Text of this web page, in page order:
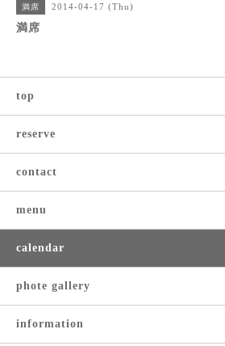
満席 2014-04-17 (Thu)
満席
top
reserve
contact
menu
calendar
phote gallery
information